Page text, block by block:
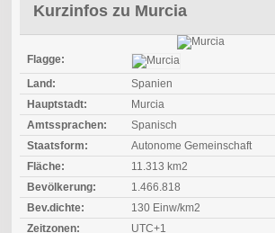
Kurzinfos zu Murcia
Flagge:
Land:
Spanien
Hauptstadt:
Murcia
Amtssprachen:
Spanisch
Staatsform:
Autonome Gemeinschaft
Fläche:
11.313 km2
Bevölkerung:
1.466.818
Bev.dichte:
130 Einw/km2
Zeitzonen:
UTC+1